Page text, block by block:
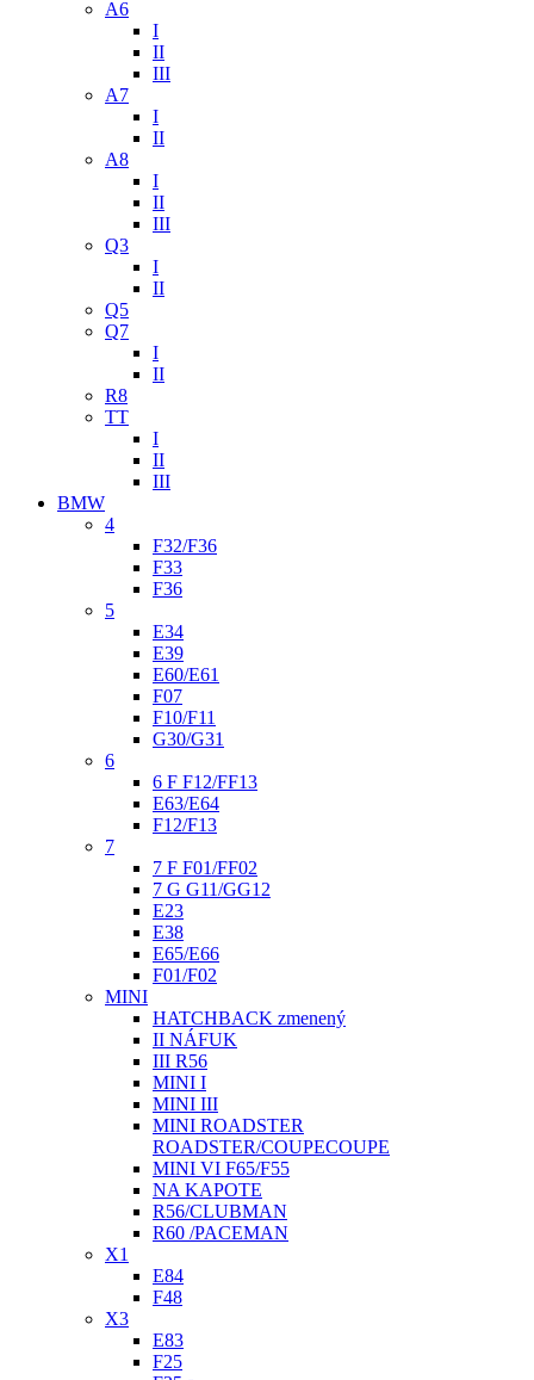
A6
I
II
III
A7
I
II
A8
I
II
III
Q3
I
II
Q5
Q7
I
II
R8
TT
I
II
III
BMW
4
F32/F36
F33
F36
5
E34
E39
E60/E61
F07
F10/F11
G30/G31
6
6 F F12/FF13
E63/E64
F12/F13
7
7 F F01/FF02
7 G G11/GG12
E23
E38
E65/E66
F01/F02
MINI
HATCHBACK zmenený
II NÁFUK
III R56
MINI I
MINI III
MINI ROADSTER
ROADSTER/COUPECOUPE
MINI VI F65/F55
NA KAPOTE
R56/CLUBMAN
R60 /PACEMAN
X1
E84
F48
X3
E83
F25